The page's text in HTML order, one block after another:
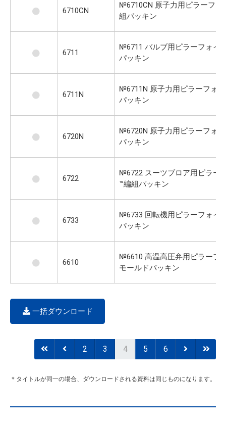
6710CN
№6710CN 原子力用ピラーフォ
組パッキン
6711
№6711 バルブ用ピラーフォイ
パッキン
6711N
№6711N 原子力用ピラーフォ
パッキン
6720N
№6720N 原子力用ピラーフォ
パッキン
6722
№6722 スーツブロア用ピラー
™編組パッキン
6733
№6733 回転機用ピラーフォイ
パッキン
6610
№6610 高温高圧弁用ピラーフ
モールドパッキン
一括ダウンロード
2 3 4 5 6
＊タイトルが同一の場合、ダウンロードされる資料は同じものになります。